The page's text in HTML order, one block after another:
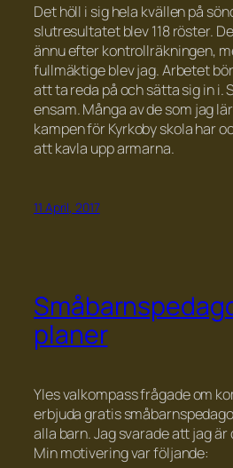
Det höll i sig hela kvällen på
slutresultatet blev 118 röster.
ännu efter kontrollräkningen,
fullmäktige blev jag. Arbetet
att ta reda på och sätta sig in i.
ensam. Många av de som jag
kampen för Kyrkoby skola har
att kavla upp armarna.
11 April, 2017
planer
Yles valkompass frågade om
erbjuda gratis
alla barn. Jag svarade att jag är
Min motivering var följande: